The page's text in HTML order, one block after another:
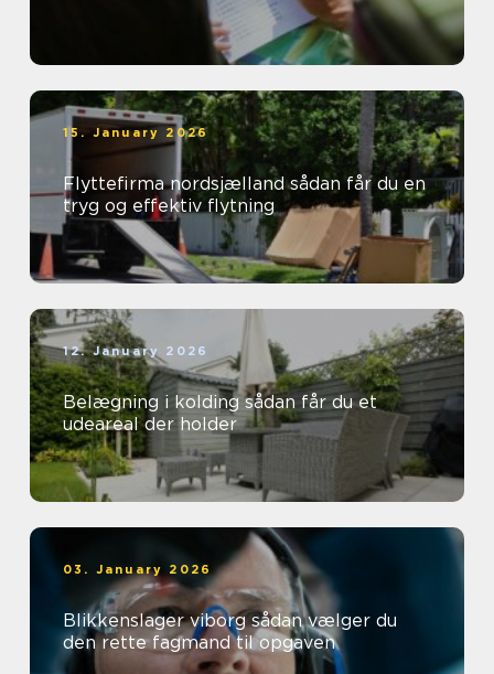
15. January 2026
Flyttefirma nordsjælland sådan får du en
tryg og effektiv flytning
12. January 2026
Belægning i kolding sådan får du et
udeareal der holder
03. January 2026
Blikkenslager viborg sådan vælger du
den rette fagmand til opgaven